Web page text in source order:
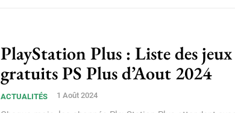
PlayStation Plus : Liste des jeux
gratuits PS Plus d’Aout 2024
ACTUALITÉS 1 Août 2024